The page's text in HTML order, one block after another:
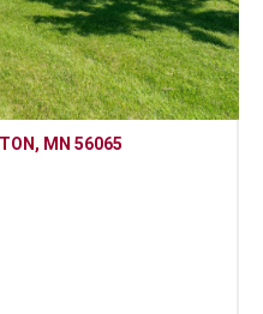
MN 56065